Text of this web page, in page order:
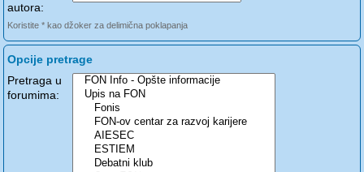
autora:
Koristite * kao džoker za delimična poklapanja
Opcije pretrage
Pretraga u
forumima: